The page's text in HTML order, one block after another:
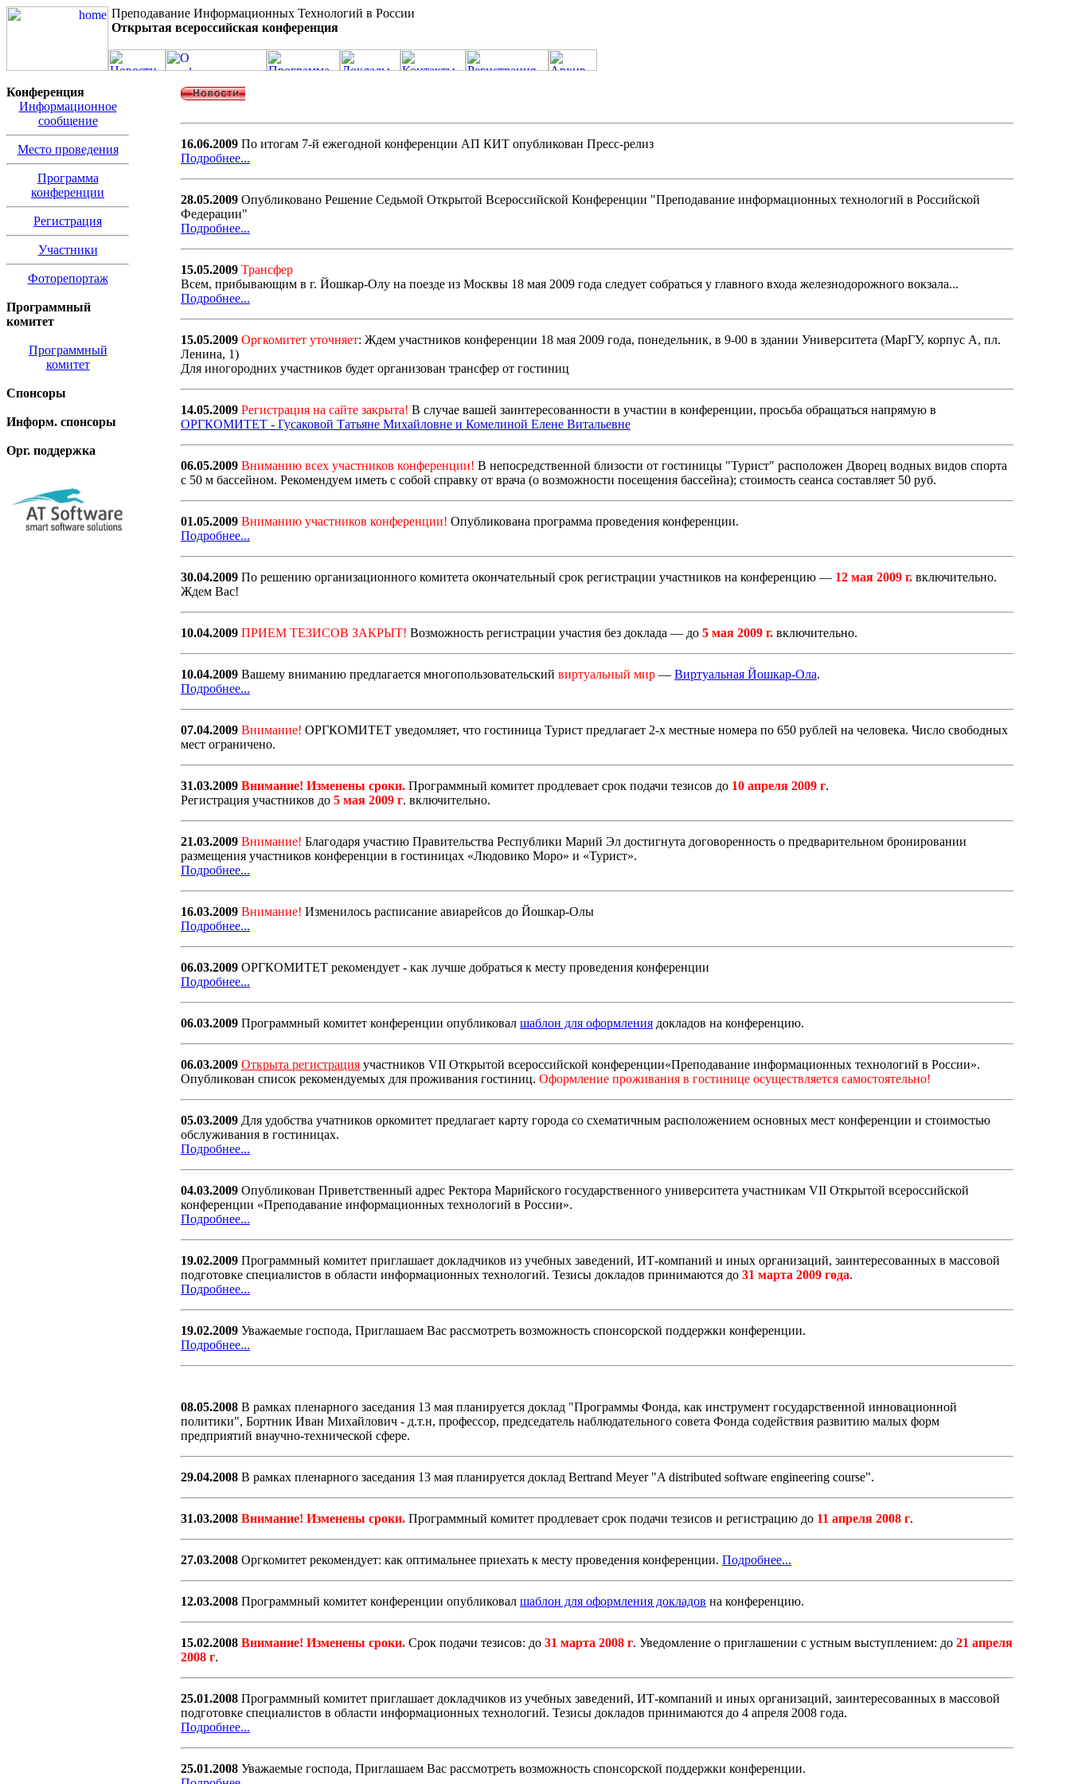
Преподавание Информационных Технологий в России
Открытая всероссийская конференция
Конференция
Информационное
сообщение
Место проведения
Программа
конференции
Регистрация
Участники
Фоторепортаж
Программный
комитет
Программный
комитет
Спонсоры
Информ. спонсоры
Орг. поддержка
16.06.2009 По итогам 7-й ежегодной конференции АП КИТ опубликован Пресс-релиз
Подробнее...
28.05.2009 Опубликовано Решение Седьмой Открытой Всероссийской Конференции "Преподавание информационных технологий в Российской
Федерации"
Подробнее...
15.05.2009 Трансфер
Всем, прибывающим в г. Йошкар-Олу на поезде из Москвы 18 мая 2009 года следует собраться у главного входа железнодорожного вокзала...
Подробнее...
15.05.2009 Оргкомитет уточняет: Ждем участников конференции 18 мая 2009 года, понедельник, в 9-00 в здании Университета (МарГУ, корпус А, пл.
Ленина, 1)
Для иногородних участников будет организован трансфер от гостиниц
14.05.2009 Регистрация на сайте закрыта! В случае вашей заинтересованности в участии в конференции, просьба обращаться напрямую в
ОРГКОМИТЕТ - Гусаковой Татьяне Михайловне и Комелиной Елене Витальевне
06.05.2009 Вниманию всех участников конференции! В непосредственной близости от гостиницы "Турист" расположен Дворец водных видов спорта
с 50 м бассейном. Рекомендуем иметь с собой справку от врача (о возможности посещения бассейна); стоимость сеанса составляет 50 руб.
01.05.2009 Вниманию участников конференции! Опубликована программа проведения конференции.
Подробнее...
30.04.2009 По решению организационного комитета окончательный срок регистрации участников на конференцию — 12 мая 2009 г. включительно.
Ждем Вас!
10.04.2009 ПРИЕМ ТЕЗИСОВ ЗАКРЫТ! Возможность регистрации участия без доклада — до 5 мая 2009 г. включительно.
10.04.2009 Вашему вниманию предлагается многопользовательский виртуальный мир — Виртуальная Йошкар-Ола.
Подробнее...
07.04.2009 Внимание! ОРГКОМИТЕТ уведомляет, что гостиница Турист предлагает 2-х местные номера по 650 рублей на человека. Число свободных
мест ограничено.
31.03.2009 Внимание! Изменены сроки. Программный комитет продлевает срок подачи тезисов до 10 апреля 2009 г.
Регистрация участников до 5 мая 2009 г. включительно.
21.03.2009 Внимание! Благодаря участию Правительства Республики Марий Эл достигнута договоренность о предварительном бронировании
размещения участников конференции в гостиницах «Людовико Моро» и «Турист».
Подробнее...
16.03.2009 Внимание! Изменилось расписание авиарейсов до Йошкар-Олы
Подробнее...
06.03.2009 ОРГКОМИТЕТ рекомендует - как лучше добраться к месту проведения конференции
Подробнее...
06.03.2009 Программный комитет конференции опубликовал шаблон для оформления докладов на конференцию.
06.03.2009 Открыта регистрация участников VII Открытой всероссийской конференции«Преподавание информационных технологий в России».
Опубликован список рекомендуемых для проживания гостиниц. Оформление проживания в гостинице осуществляется самостоятельно!
05.03.2009 Для удобства учатников оркомитет предлагает карту города со схематичным расположением основных мест конференции и стоимостью
обслуживания в гостиницах.
Подробнее...
04.03.2009 Опубликован Приветственный адрес Ректора Марийского государственного университета участникам VII Открытой всероссийской
конференции «Преподавание информационных технологий в России».
Подробнее...
19.02.2009 Программный комитет приглашает докладчиков из учебных заведений, ИТ-компаний и иных организаций, заинтересованных в массовой
подготовке специалистов в области информационных технологий. Тезисы докладов принимаются до 31 марта 2009 года.
Подробнее...
19.02.2009 Уважаемые господа, Приглашаем Вас рассмотреть возможность спонсорской поддержки конференции.
Подробнее...
08.05.2008 В рамках пленарного заседания 13 мая планируется доклад "Программы Фонда, как инструмент государственной инновационной
политики", Бортник Иван Михайлович - д.т.н, профессор, председатель наблюдательного совета Фонда содействия развитию малых форм
предприятий внаучно-технической сфере.
29.04.2008 В рамках пленарного заседания 13 мая планируется доклад Bertrand Meyer "A distributed software engineering course".
31.03.2008 Внимание! Изменены сроки. Программный комитет продлевает срок подачи тезисов и регистрацию до 11 апреля 2008 г.
27.03.2008 Оргкомитет рекомендует: как оптимальнее приехать к месту проведения конференции. Подробнее...
12.03.2008 Программный комитет конференции опубликовал шаблон для оформления докладов на конференцию.
15.02.2008 Внимание! Изменены сроки. Срок подачи тезисов: до 31 марта 2008 г. Уведомление о приглашении с устным выступлением: до 21 апреля
2008 г.
25.01.2008 Программный комитет приглашает докладчиков из учебных заведений, ИТ-компаний и иных организаций, заинтересованных в массовой
подготовке специалистов в области информационных технологий. Тезисы докладов принимаются до 4 апреля 2008 года.
Подробнее...
25.01.2008 Уважаемые господа, Приглашаем Вас рассмотреть возможность спонсорской поддержки конференции.